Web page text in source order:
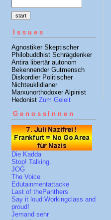
Issues
Agnostiker Skeptischer
Philobuddhist Schrägdenker
Antira libertär autonom
Bekennender Gutmensch
Diskordier Politischer
Nichteuklidianer
Marxunorthodoxer Alpinist
Hedonist Zum Geleit
GenossInnen
Die Kadda
Stop! Talking.
JOG
The Voice
Edutainmentattacke
Last of thePanthers
Say it loud:Workingclass and
proud!
Jemand sehr